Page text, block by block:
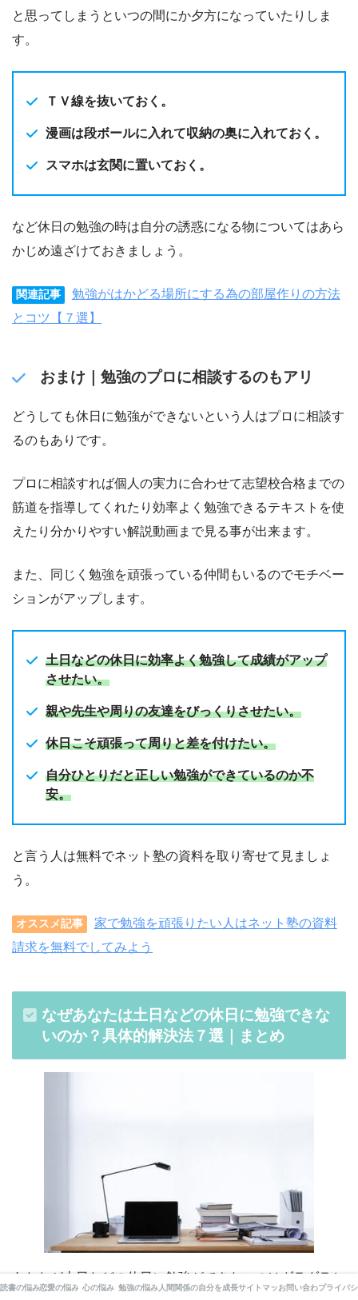
と思ってしまうといつの間にか夕方になっていたりしま
す。
ＴＶ線を抜いておく。
漫画は段ボールに入れて収納の奥に入れておく。
スマホは玄関に置いておく。
など休日の勉強の時は自分の誘惑になる物についてはあら
かじめ遠ざけておきましょう。
関連記事
勉強がはかどる場所にする為の部屋作りの方法
とコツ【７選】
おまけ｜勉強のプロに相談するのもアリ
どうしても休日に勉強ができないという人はプロに相談す
るのもありです。
プロに相談すれば個人の実力に合わせて志望校合格までの
筋道を指導してくれたり効率よく勉強できるテキストを使
えたり分かりやすい解説動画まで見る事が出来ます。
また、同じく勉強を頑張っている仲間もいるのでモチベー
ションがアップします。
土日などの休日に効率よく勉強して成績がアップ
させたい。
親や先生や周りの友達をびっくりさせたい。
休日こそ頑張って周りと差を付けたい。
自分ひとりだと正しい勉強ができているのか不
安。
と言う人は無料でネット塾の資料を取り寄せて見ましょ
う。
オススメ記事
家で勉強を頑張りたい人はネット塾の資料
請求を無料でしてみよう
なぜあなたは土日などの休日に勉強できな
いのか？具体的解決法７選｜まとめ
あなたが土日などの休日に勉強ができないのはダラダラと
読書の悩み恋愛の悩み 心の悩み 勉強の悩み人間関係の悩み自分を成長させる心理学
サイトマップお問い合わせプライバ